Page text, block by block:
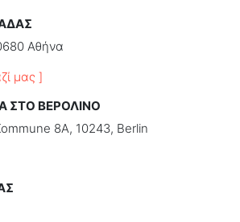
Αθήνα
μας ]
ΣΤΟ ΒΕΡΟΛΙΝΟ
8A, 10243, Berlin